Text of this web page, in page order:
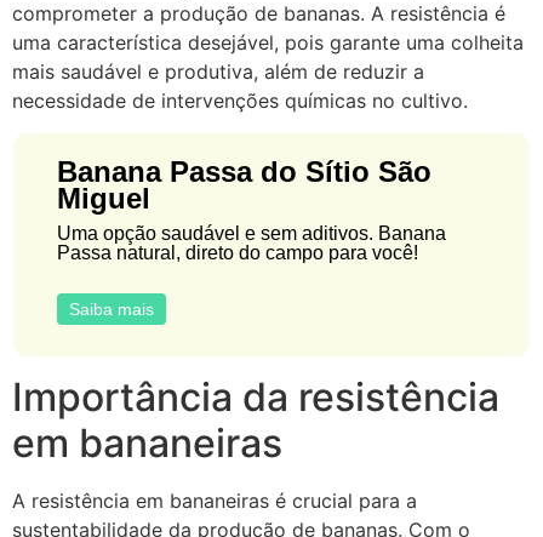
comprometer a produção de bananas. A resistência é
uma característica desejável, pois garante uma colheita
mais saudável e produtiva, além de reduzir a
necessidade de intervenções químicas no cultivo.
Banana Passa do Sítio São
Miguel
Uma opção saudável e sem aditivos. Banana
Passa natural, direto do campo para você!
Saiba mais
Importância da resistência
em bananeiras
A resistência em bananeiras é crucial para a
sustentabilidade da produção de bananas. Com o